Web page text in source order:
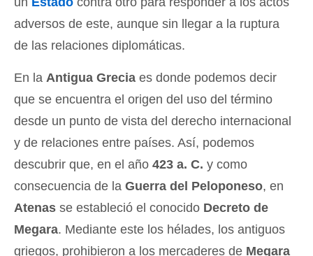
adversos de este, aunque sin llegar a la ruptura
de las relaciones diplomáticas.
En la Antigua Grecia es donde podemos decir
que se encuentra el origen del uso del término
desde un punto de vista del derecho internacional
y de relaciones entre países. Así, podemos
descubrir que, en el año 423 a. C. y como
consecuencia de la Guerra del Peloponeso, en
Atenas se estableció el conocido Decreto de
Megara. Mediante este los hélades, los antiguos
griegos, prohibieron a los mercaderes de Megara